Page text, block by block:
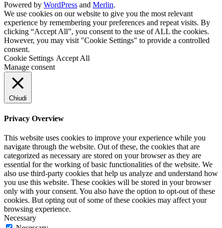
Powered by WordPress and Merlin.
We use cookies on our website to give you the most relevant
experience by remembering your preferences and repeat visits. By
clicking “Accept All”, you consent to the use of ALL the cookies.
However, you may visit "Cookie Settings" to provide a controlled
consent.
Cookie Settings Accept All
Manage consent
Chiudi
Privacy Overview
This website uses cookies to improve your experience while you
navigate through the website. Out of these, the cookies that are
categorized as necessary are stored on your browser as they are
essential for the working of basic functionalities of the website. We
also use third-party cookies that help us analyze and understand how
you use this website. These cookies will be stored in your browser
only with your consent. You also have the option to opt-out of these
cookies. But opting out of some of these cookies may affect your
browsing experience.
Necessary